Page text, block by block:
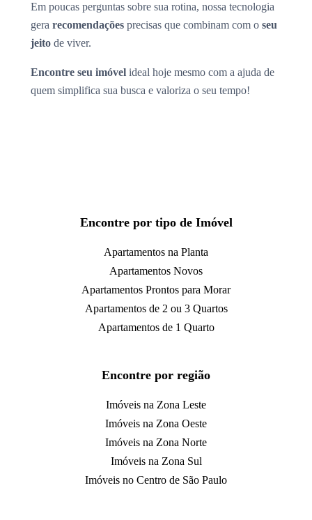
Em poucas perguntas sobre sua rotina, nossa tecnologia
gera recomendações precisas que combinam com o seu
jeito de viver.
Encontre seu imóvel ideal hoje mesmo com a ajuda de
quem simplifica sua busca e valoriza o seu tempo!
Encontre por tipo de Imóvel
Apartamentos na Planta
Apartamentos Novos
Apartamentos Prontos para Morar
Apartamentos de 2 ou 3 Quartos
Apartamentos de 1 Quarto
Encontre por região
Imóveis na Zona Leste
Imóveis na Zona Oeste
Imóveis na Zona Norte
Imóveis na Zona Sul
Imóveis no Centro de São Paulo